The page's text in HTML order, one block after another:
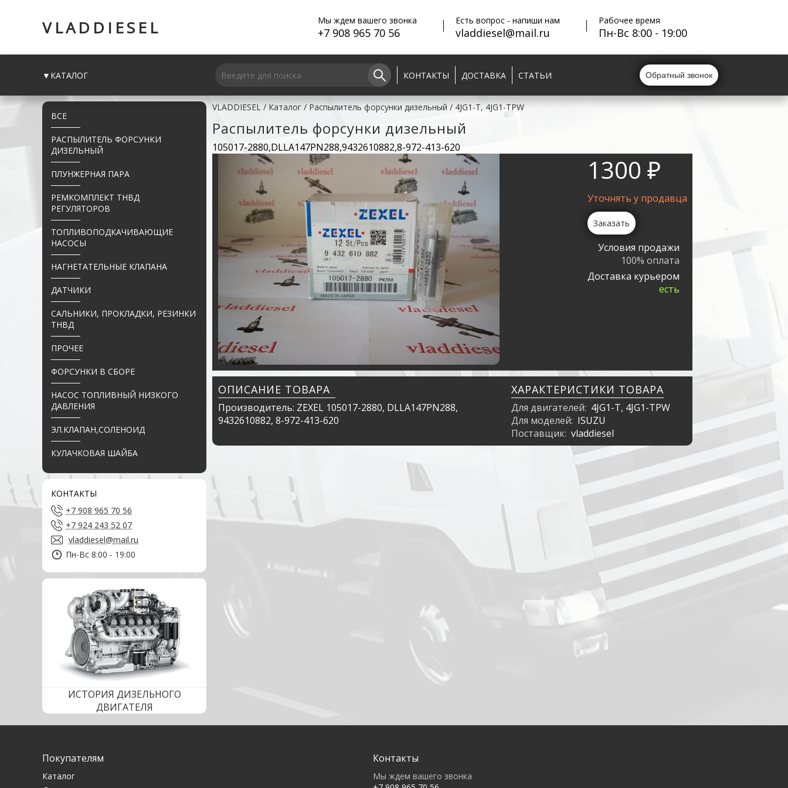
VLADDIESEL Мы ждем вашего звонка
+7 908 965 70 56
Есть вопрос - напиши нам
vladdiesel@mail.ru
Рабочее время
Пн-Вс 8:00 - 19:00
▼КАТАЛОГ КОНТАКТЫ ДОСТАВКА СТАТЬИ Обратный звонок
ВСЕ
РАСПЫЛИТЕЛЬ ФОРСУНКИ
ДИЗЕЛЬНЫЙ
ПЛУНЖЕРНАЯ ПАРА
РЕМКОМПЛЕКТ ТНВД
РЕГУЛЯТОРОВ
ТОПЛИВОПОДКАЧИВАЮЩИЕ
НАСОСЫ
НАГНЕТАТЕЛЬНЫЕ КЛАПАНА
ДАТЧИКИ
САЛЬНИКИ, ПРОКЛАДКИ, РЕЗИНКИ
ТНВД
ПРОЧЕЕ
ФОРСУНКИ В СБОРЕ
НАСОС ТОПЛИВНЫЙ НИЗКОГО
ДАВЛЕНИЯ
ЭЛ.КЛАПАН,СОЛЕНОИД
КУЛАЧКОВАЯ ШАЙБА
КОНТАКТЫ
+7 908 965 70 56
+7 924 243 52 07
vladdiesel@mail.ru
Пн-Вс 8:00 - 19:00
ИСТОРИЯ ДИЗЕЛЬНОГО
ДВИГАТЕЛЯ
VLADDIESEL/Каталог /Распылитель форсунки дизельный /4JG1-T, 4JG1-TPW
Распылитель форсунки дизельный
105017-2880,DLLA147PN288,9432610882,8-972-413-620
1300 ₽
Уточнять у продавца
Заказать
Условия продажи
100% оплата
Доставка курьером
есть
ОПИСАНИЕ ТОВАРА
Производитель: ZEXEL 105017-2880, DLLA147PN288,
9432610882, 8-972-413-620
ХАРАКТЕРИСТИКИ ТОВАРА
Для двигателей: 4JG1-T, 4JG1-TPW
Для моделей: ISUZU
Поставщик: vladdiesel
Покупателям
Каталог
Контакты
Мы ждем вашего звонка